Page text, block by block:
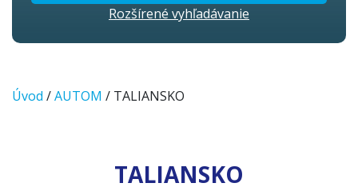
Rozšírené vyhľadávanie
Úvod /AUTOM / TALIANSKO
TALIANSKO